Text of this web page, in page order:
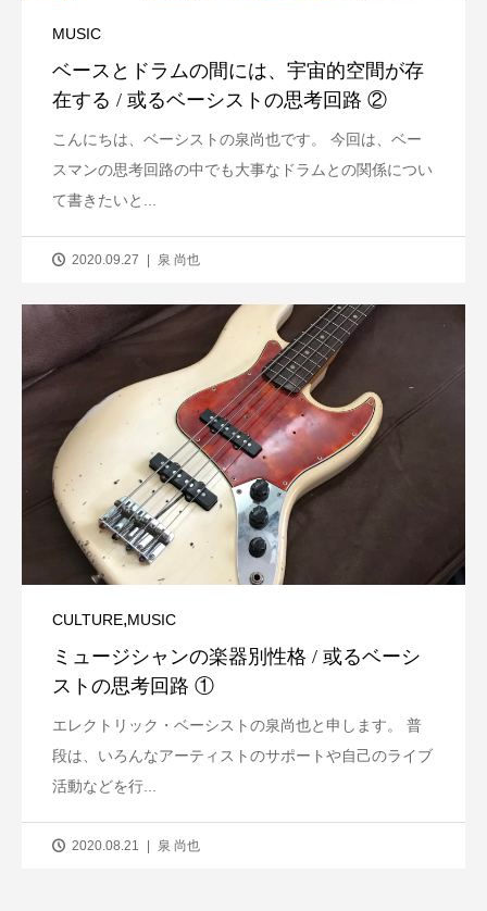
MUSIC
ベースとドラムの間には、宇宙的空間が存
在する / 或るベーシストの思考回路 ②
こんにちは、ベーシストの泉尚也です。 今回は、ベー
スマンの思考回路の中でも大事なドラムとの関係につい
て書きたいと...
2020.09.27 泉 尚也
CULTURE,MUSIC
ミュージシャンの楽器別性格 / 或るベーシ
ストの思考回路 ①
エレクトリック・ベーシストの泉尚也と申します。 普
段は、いろんなアーティストのサポートや自己のライブ
活動などを行...
2020.08.21 泉 尚也